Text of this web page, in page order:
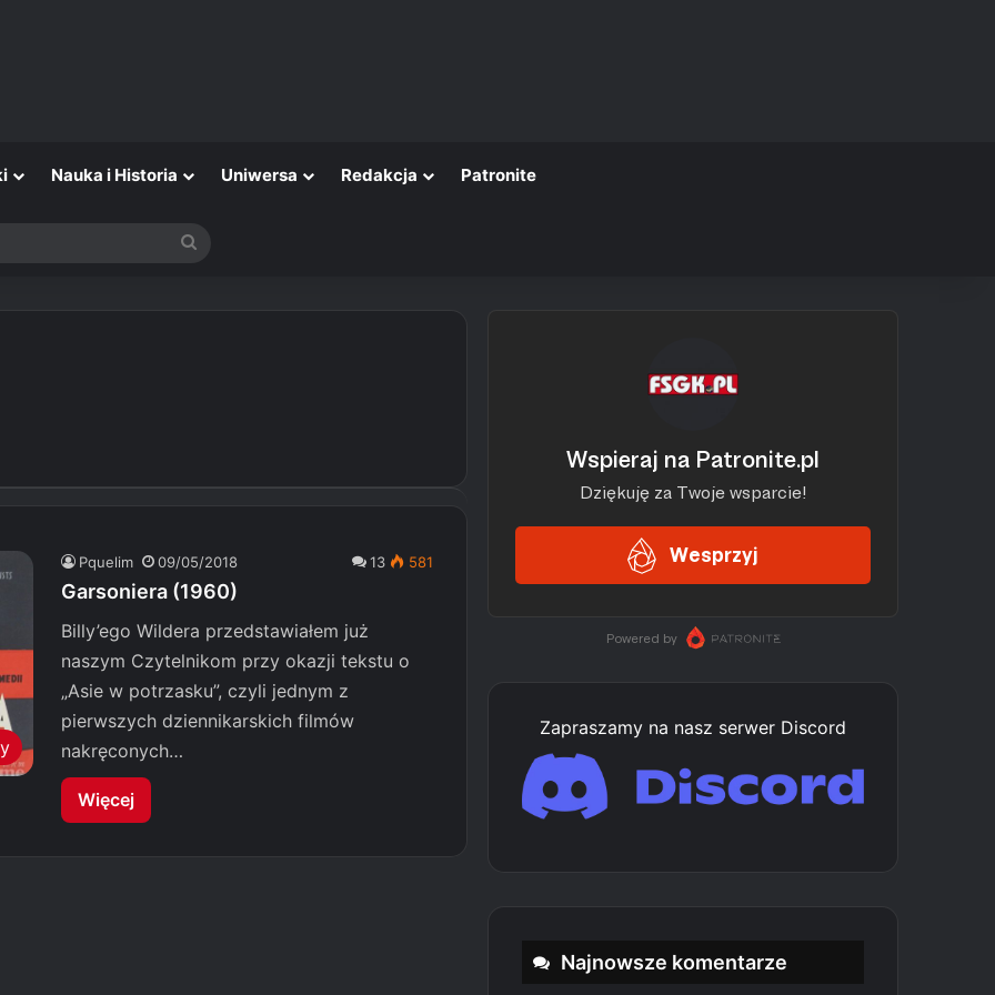
Nauka i Historia Uniwersa Redakcja Patronite
Pquelim 09/05/2018 13 581
Garsoniera (1960)
Billy’ego Wildera przedstawiałem już
naszym Czytelnikom przy okazji tekstu o
„Asie w potrzasku”, czyli jednym z
pierwszych dziennikarskich filmów
nakręconych…
Więcej
Zapraszamy na nasz serwer Discord
Najnowsze komentarze